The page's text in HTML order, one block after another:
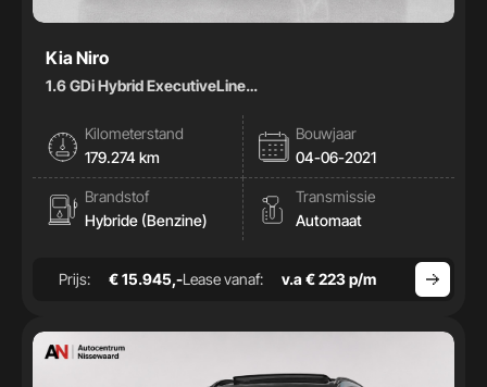
Kia Niro
1.6 GDi Hybrid ExecutiveLine
Kilometerstand
179.274 km
Bouwjaar
04-06-2021
Brandstof
Hybride (Benzine)
Transmissie
Automaat
Prijs: € 15.945,-Lease vanaf: v.a € 223 p/m